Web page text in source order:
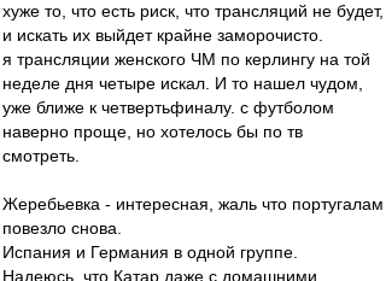
хуже то, что есть риск, что трансляций не будет,
и искать их выйдет крайне заморочисто.
я трансляции женского ЧМ по керлингу на той
неделе дня четыре искал. И то нашел чудом,
уже ближе к четвертьфиналу. с футболом
наверно проще, но хотелось бы по тв
смотреть.
Жеребьевка - интересная, жаль что португалам
повезло снова.
Испания и Германия в одной группе.
Надеюсь, что Катар даже с домашними